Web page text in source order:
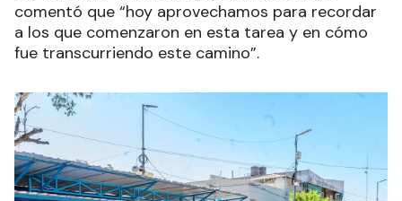
comentó que “hoy aprovechamos para recordar
a los que comenzaron en esta tarea y en cómo
fue transcurriendo este camino”.